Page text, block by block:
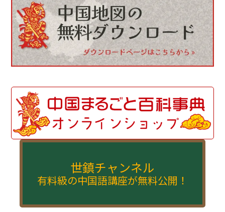
世鎮チャンネル
有料級の中国語講座が無料公開！